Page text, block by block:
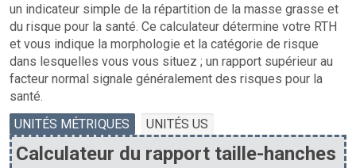
un indicateur simple de la répartition de la masse grasse et
du risque pour la santé. Ce calculateur détermine votre RTH
et vous indique la morphologie et la catégorie de risque
dans lesquelles vous vous situez ; un rapport supérieur au
facteur normal signale généralement des risques pour la
santé.
UNITÉS MÉTRIQUES
UNITÉS US
Calculateur du rapport taille-hanches